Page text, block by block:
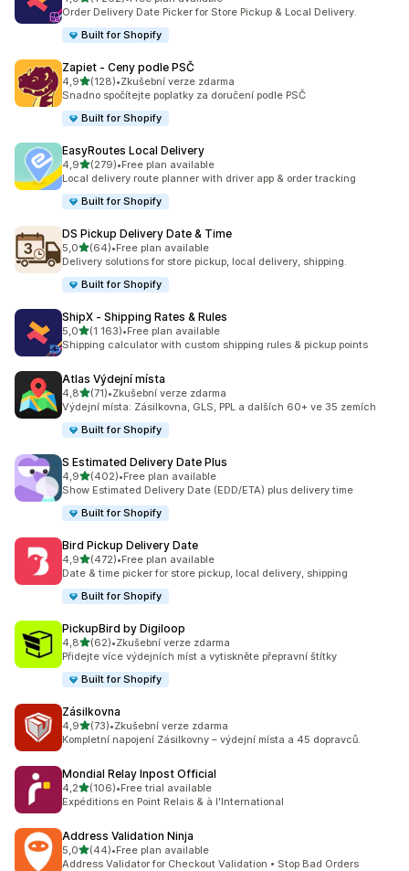
Celkový počet recenzí: 1262
Order Delivery Date Picker for Store Pickup & Local Delivery.
Built for Shopify
Zapiet ‑ Ceny podle PSČ
4,9z 5 hvězd
(128)
Celkový počet recenzí: 128
•Zkušební verze zdarma
Snadno spočítejte poplatky za doručení podle PSČ
Built for Shopify
EasyRoutes Local Delivery
4,9z 5 hvězd
(279)
Celkový počet recenzí: 279
•Free plan available
Local delivery route planner with driver app & order tracking
Built for Shopify
DS Pickup Delivery Date & Time
5,0z 5 hvězd
(64)
Celkový počet recenzí: 64
•Free plan available
Delivery solutions for store pickup, local delivery, shipping.
Built for Shopify
ShipX ‑ Shipping Rates & Rules
5,0z 5 hvězd
(1 163)
Celkový počet recenzí: 1163
•Free plan available
Shipping calculator with custom shipping rules & pickup points
Atlas Výdejní místa
4,8z 5 hvězd
(71)
Celkový počet recenzí: 71
•Zkušební verze zdarma
Výdejní místa: Zásilkovna, GLS, PPL a dalších 60+ ve 35 zemích
Built for Shopify
S Estimated Delivery Date Plus
4,9z 5 hvězd
(402)
Celkový počet recenzí: 402
•Free plan available
Show Estimated Delivery Date (EDD/ETA) plus delivery time
Built for Shopify
Bird Pickup Delivery Date
4,9z 5 hvězd
(472)
Celkový počet recenzí: 472
•Free plan available
Date & time picker for store pickup, local delivery, shipping
Built for Shopify
PickupBird by Digiloop
4,8z 5 hvězd
(62)
Celkový počet recenzí: 62
•Zkušební verze zdarma
Přidejte více výdejních míst a vytiskněte přepravní štítky
Built for Shopify
Zásilkovna
4,9z 5 hvězd
(73)
Celkový počet recenzí: 73
•Zkušební verze zdarma
Kompletní napojení Zásilkovny – výdejní místa a 45 dopravců.
Mondial Relay Inpost Official
4,2z 5 hvězd
(106)
Celkový počet recenzí: 106
•Free trial available
Expéditions en Point Relais & à l'International
Address Validation Ninja
5,0z 5 hvězd
(44)
Celkový počet recenzí: 44
•Free plan available
Address Validator for Checkout Validation • Stop Bad Orders